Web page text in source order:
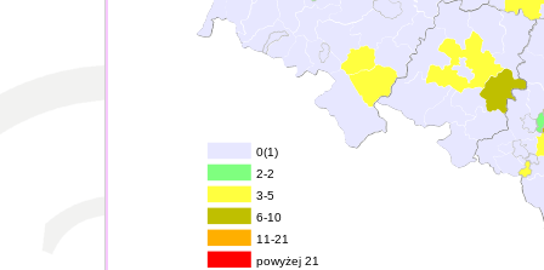
0(1)
2-2
3-5
6-10
11-21
powyżej 21